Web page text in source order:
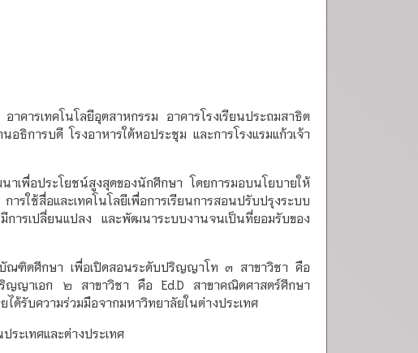
ารเทคโนโลยีอุตสาหกรรม อาคารโรงเรียนประถมสาธิต
การบดี โรงอาหารใต้หอประชุม และการโรงแรมแก้วเจ้า
าเพื่อประโยชน์สูงสุดของนักศึกษา โดยการมอบนโยบายให้
รใช้สื่อและเทคโนโลยีเพื่อการเรียนการสอนปรับปรุงระบบ
การเปลี่ยนแปลง และพัฒนาระบบงานจนเป็นที่ยอมรับของ
บัณฑิตศึกษา เพื่อเปิดสอนระดับปริญญาโท ๓ สาขาวิชา คือ
ริญญาเอก ๒ สาขาวิชา คือ Ed.D สาขาคณิตศาสตร์ศึกษา
ได้รับความร่วมมือจากมหาวิทยาลัยในต่างประเทศ
ะเทศและต่างประเทศ